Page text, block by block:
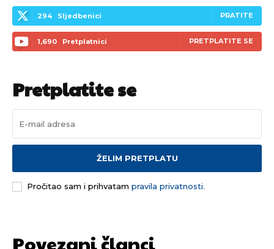
294 Sljedbenici PRATITE
1,690 Pretplatnici PRETPLATITE SE
Pretplatite se
ŽELIM PRETPLATU
Pročitao sam i prihvatam pravila privatnosti.
Povezani članci